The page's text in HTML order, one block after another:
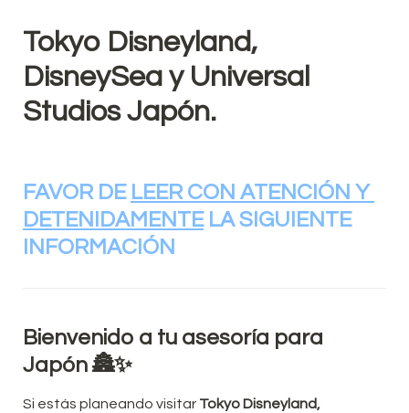
Tokyo Disneyland,
DisneySea y Universal
Studios Japón.
FAVOR DE LEER CON ATENCIÓN Y
DETENIDAMENTE LA SIGUIENTE
INFORMACIÓN
Bienvenido a tu asesoría para
Japón 🏯✨
Si estás planeando visitar Tokyo Disneyland,